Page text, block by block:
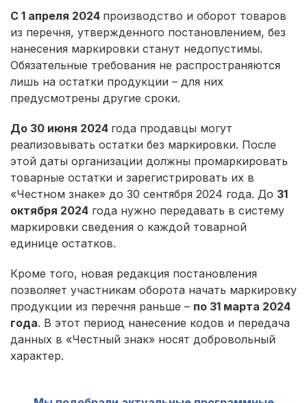
С 1 апреля 2024 производство и оборот товаров
из перечня, утвержденного постановлением, без
нанесения маркировки станут недопустимы.
Обязательные требования не распространяются
лишь на остатки продукции – для них
предусмотрены другие сроки.
До 30 июня 2024 года продавцы могут
реализовывать остатки без маркировки. После
этой даты организации должны промаркировать
товарные остатки и зарегистрировать их в
«Честном знаке» до 30 сентября 2024 года. До 31
октября 2024 года нужно передавать в систему
маркировки сведения о каждой товарной
единице остатков.
Кроме того, новая редакция постановления
позволяет участникам оборота начать маркировку
продукции из перечня раньше – по 31 марта 2024
года. В этот период нанесение кодов и передача
данных в «Честный знак» носят добровольный
характер.